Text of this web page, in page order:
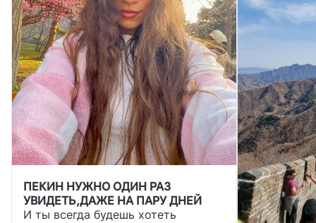
ПЕКИН НУЖНО ОДИН РАЗ
УВИДЕТЬ,ДАЖЕ НА ПАРУ ДНЕЙ
И ты всегда будешь хотеть